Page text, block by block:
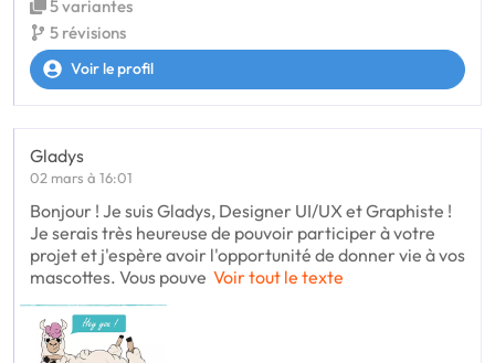
5 variantes
5 révisions
Voir le profil
Gladys
02 mars à 16:01
Bonjour ! Je suis Gladys, Designer UI/UX et Graphiste !
Je serais très heureuse de pouvoir participer à votre
projet et j'espère avoir l'opportunité de donner vie à vos
mascottes. Vous pouve Voir tout le texte